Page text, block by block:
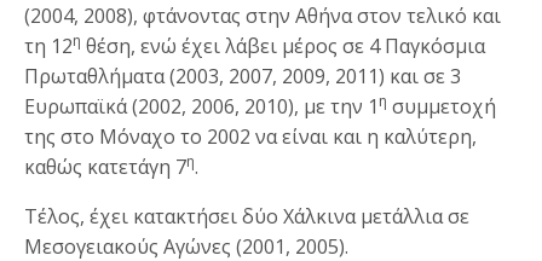
(2004, 2008), φτάνοντας στην Αθήνα στον τελικό και
τη 12η θέση, ενώ έχει λάβει μέρος σε 4 Παγκόσμια
Πρωταθλήματα (2003, 2007, 2009, 2011) και σε 3
Ευρωπαϊκά (2002, 2006, 2010), με την 1 η συμμετοχή
της στο Μόναχο το 2002 να είναι και η καλύτερη,
καθώς κατετάγη 7η.
Τέλος, έχει κατακτήσει δύο Χάλκινα μετάλλια σε
Μεσογειακούς Αγώνες (2001, 2005).